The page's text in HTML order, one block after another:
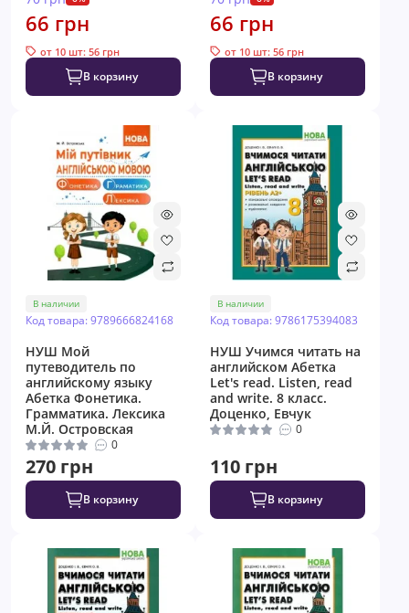
66 грн
от 10 шт: 56 грн
В корзину
66 грн
от 10 шт: 56 грн
В корзину
В наличии
Код товара: 9789666824168
НУШ Мой
путеводитель по
английскому языку
Абетка Фонетика.
Грамматика. Лексика
М.Й. Островская
0
270 грн
В корзину
В наличии
Код товара: 9786175394083
НУШ Учимся читать на
английском Абетка
Let's read. Listen, read
and write. 8 класс.
Доценко, Евчук
0
110 грн
В корзину